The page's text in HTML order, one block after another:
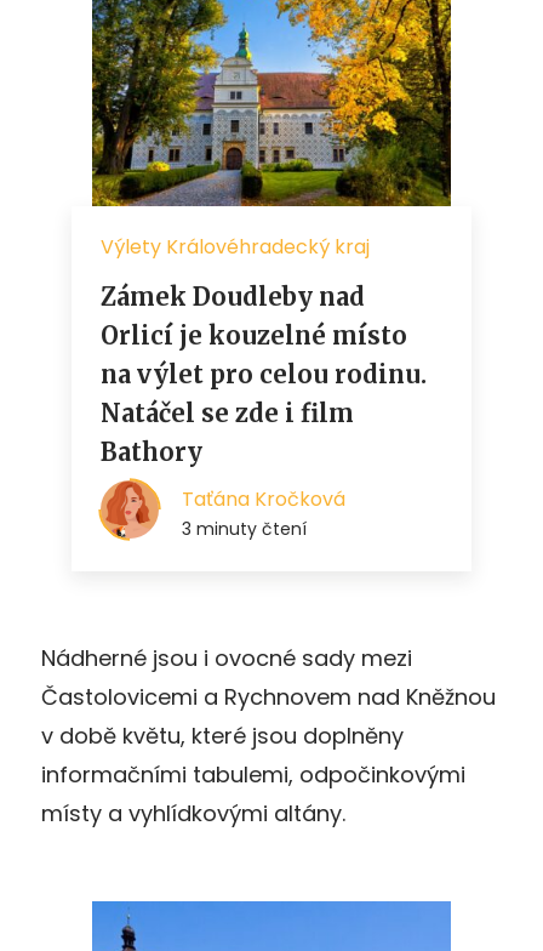
Nádherné jsou i ovocné sady mezi
Častolovicemi a Rychnovem nad Kněžnou
v době květu, které jsou doplněny
informačními tabulemi, odpočinkovými
místy a vyhlídkovými altány.